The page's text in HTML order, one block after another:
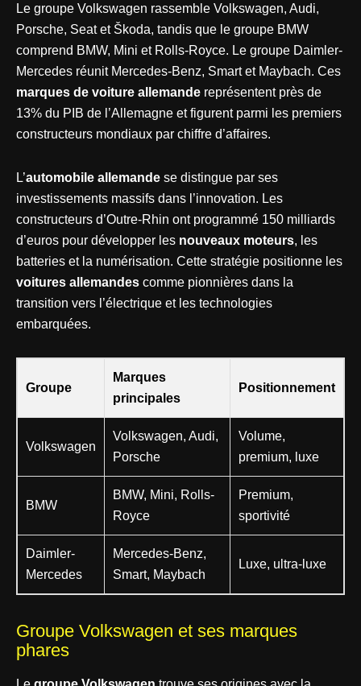
Le groupe Volkswagen rassemble Volkswagen, Audi,
Porsche, Seat et Škoda, tandis que le groupe BMW
comprend BMW, Mini et Rolls-Royce. Le groupe Daimler-
Mercedes réunit Mercedes-Benz, Smart et Maybach. Ces
marques de voiture allemande représentent près de
13% du PIB de l’Allemagne et figurent parmi les premiers
constructeurs mondiaux par chiffre d’affaires.
L’automobile allemande se distingue par ses
investissements massifs dans l’innovation. Les
constructeurs d’Outre-Rhin ont programmé 150 milliards
d’euros pour développer les nouveaux moteurs, les
batteries et la numérisation. Cette stratégie positionne les
voitures allemandes comme pionnières dans la
transition vers l’électrique et les technologies
embarquées.
Groupe
Marques
principales
Positionnement
Volkswagen
Volkswagen, Audi,
Porsche
Volume,
premium, luxe
BMW
BMW, Mini, Rolls-
Royce
Premium,
sportivité
Daimler-
Mercedes
Mercedes-Benz,
Smart, Maybach
Luxe, ultra-luxe
Groupe Volkswagen et ses marques
phares